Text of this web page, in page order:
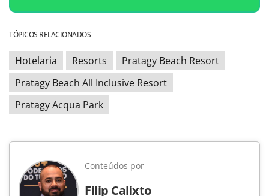
TÓPICOS RELACIONADOS
Hotelaria Resorts
Pratagy Beach Resort
Pratagy Beach All Inclusive Resort
Pratagy Acqua Park
Conteúdos por
Filip Calixto